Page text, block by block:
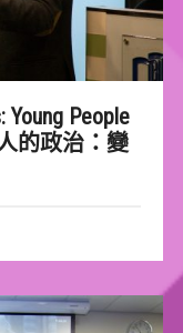
Young People
的政治：變